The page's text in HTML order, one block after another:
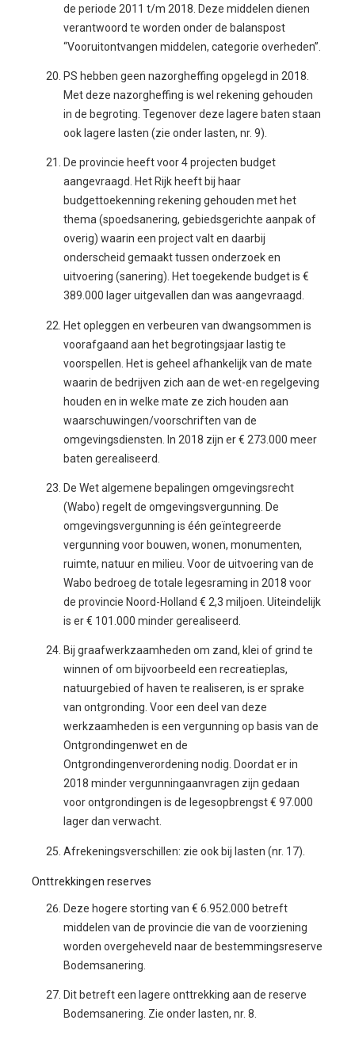
de periode 2011 t/m 2018. Deze middelen dienen
verantwoord te worden onder de balanspost
“Vooruitontvangen middelen, categorie overheden”.
PS hebben geen nazorgheffing opgelegd in 2018.
Met deze nazorgheffing is wel rekening gehouden
in de begroting. Tegenover deze lagere baten staan
ook lagere lasten (zie onder lasten, nr. 9).
De provincie heeft voor 4 projecten budget
aangevraagd. Het Rijk heeft bij haar
budgettoekenning rekening gehouden met het
thema (spoedsanering, gebiedsgerichte aanpak of
overig) waarin een project valt en daarbij
onderscheid gemaakt tussen onderzoek en
uitvoering (sanering). Het toegekende budget is €
389.000 lager uitgevallen dan was aangevraagd.
Het opleggen en verbeuren van dwangsommen is
voorafgaand aan het begrotingsjaar lastig te
voorspellen. Het is geheel afhankelijk van de mate
waarin de bedrijven zich aan de wet-en regelgeving
houden en in welke mate ze zich houden aan
waarschuwingen/voorschriften van de
omgevingsdiensten. In 2018 zijn er € 273.000 meer
baten gerealiseerd.
De Wet algemene bepalingen omgevingsrecht
(Wabo) regelt de omgevingsvergunning. De
omgevingsvergunning is één geïntegreerde
vergunning voor bouwen, wonen, monumenten,
ruimte, natuur en milieu. Voor de uitvoering van de
Wabo bedroeg de totale legesraming in 2018 voor
de provincie Noord-Holland € 2,3 miljoen. Uiteindelijk
is er € 101.000 minder gerealiseerd.
Bij graafwerkzaamheden om zand, klei of grind te
winnen of om bijvoorbeeld een recreatieplas,
natuurgebied of haven te realiseren, is er sprake
van ontgronding. Voor een deel van deze
werkzaamheden is een vergunning op basis van de
Ontgrondingenwet en de
Ontgrondingenverordening nodig. Doordat er in
2018 minder vergunningaanvragen zijn gedaan
voor ontgrondingen is de legesopbrengst € 97.000
lager dan verwacht.
Afrekeningsverschillen: zie ook bij lasten (nr. 17).
Onttrekkingen reserves
Deze hogere storting van € 6.952.000 betreft
middelen van de provincie die van de voorziening
worden overgeheveld naar de bestemmingsreserve
Bodemsanering.
Dit betreft een lagere onttrekking aan de reserve
Bodemsanering. Zie onder lasten, nr. 8.